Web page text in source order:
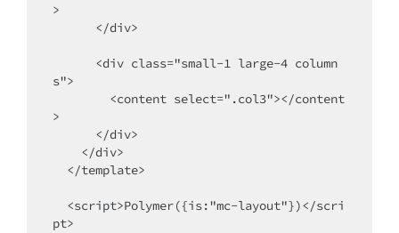
>
s">
>
pt>